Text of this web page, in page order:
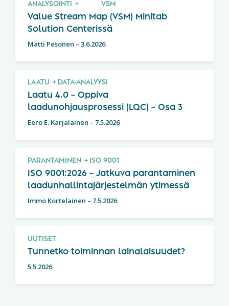
ANALYSOINTI VSM
Value Stream Map (VSM) Minitab
Solution Centerissä
Matti Pesonen – 3.6.2026
LAATU DATA-ANALYYSI
Laatu 4.0 – Oppiva
laadunohjausprosessi (LQC) – Osa 3
Eero E. Karjalainen – 7.5.2026
PARANTAMINEN ISO 9001
ISO 9001:2026 – Jatkuva parantaminen
laadunhallintajärjestelmän ytimessä
Immo Kortelainen – 7.5.2026
UUTISET
Tunnetko toiminnan lainalaisuudet?
5.5.2026